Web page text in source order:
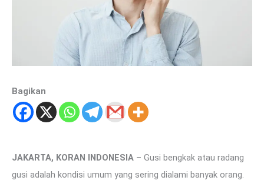
Bagikan
JAKARTA, KORAN INDONESIA – Gusi bengkak atau radang
gusi adalah kondisi umum yang sering dialami banyak orang.